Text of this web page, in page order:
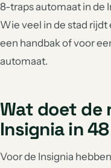
8-traps automaat in de
Wie veel in de stad
een handbak of voor
automaat.
Wat doet de
Insignia in
Voor de Insignia